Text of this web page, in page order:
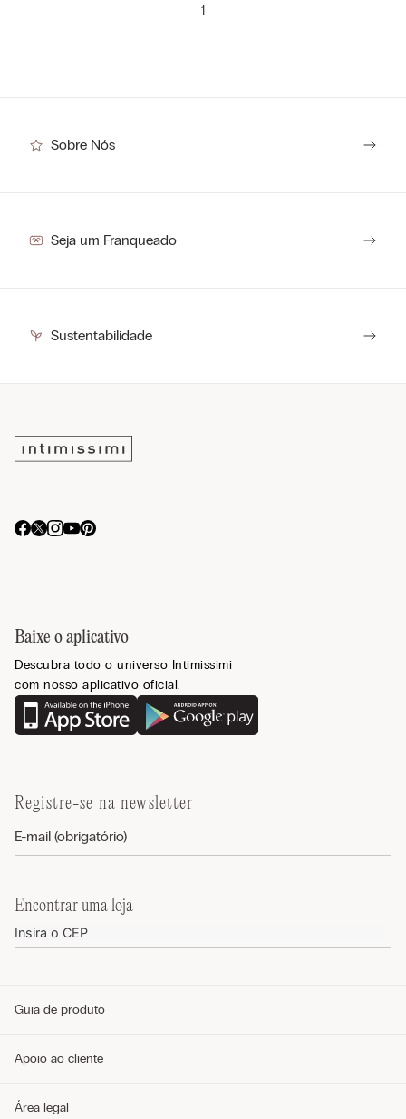
1
Sobre Nós
Seja um Franqueado
Sustentabilidade
Baixe o aplicativo
Descubra todo o universo Intimissimi
com nosso aplicativo oficial.
Registre-se na newsletter
Encontrar uma loja
Guia de produto
Guia de modelos
Apoio ao cliente
Envie um e-mail pelo formulário
Área legal